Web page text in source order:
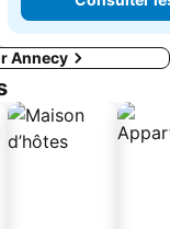
Annecy